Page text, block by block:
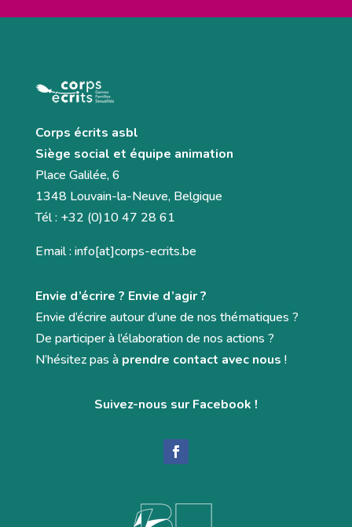
Corps écrits asbl
Siège social et équipe animation
Place Galilée, 6
1348 Louvain-la-Neuve, Belgique
Tél : +32 (0)10 47 28 61
Email : info[at]corps-ecrits.be
Envie d’écrire ? Envie d’agir ?
Envie d’écrire autour d’une de nos thématiques ?
De participer à l’élaboration de nos actions ?
N’hésitez pas à prendre contact avec nous !
Suivez-nous sur Facebook !